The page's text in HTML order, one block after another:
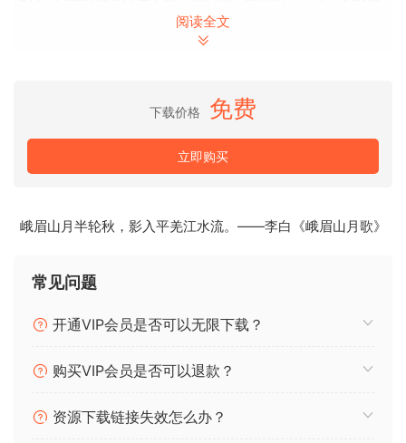
游的歌声和口哨声，让您有心情进行决斗。所有这些乐器和更
多，共同构成了数十个现成的拖放歌曲启动器，瞬间为您的音
今天就深入这些经典声音，并重温美国西部的声音。
259个样本
head. The days are long and hot, the wind whips your face
grass that stretches to the horizon. Hawks soar through
side. Welcome to the cinematic world of Redemption Trail.
Redemption Trail: Vintage Western is Montage’s first
Morricone like The Good the Bad the Ugly, One Upon A
Time In The West, and some of Clint Eastwood’s most
阅读全文
下载价格 免费
立即购买
峨眉山月半轮秋，影入平羌江水流。——李白《峨眉山月歌》
常见问题
开通VIP会员是否可以无限下载？
购买VIP会员是否可以退款？
资源下载链接失效怎么办？